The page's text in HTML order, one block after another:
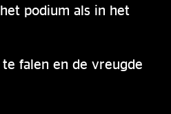
podium als in het
falen en de vreugde